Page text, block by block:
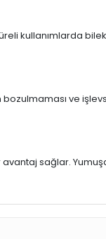
kullanımlarda bilek
ve
avantaj sağlar.